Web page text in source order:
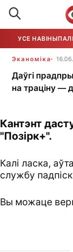
УСЕ НАВІНЫ
Эканоміка
Даўгі
на траціну —
Кантэнт
"Позірк+".
Калі ласка,
службу
Вы можаце